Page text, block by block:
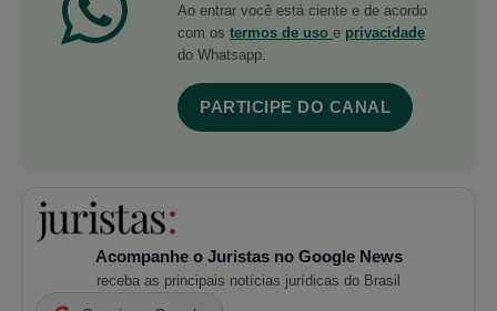
Ao entrar você está ciente e de acordo
com os termos de uso e privacidade
do Whatsapp.
PARTICIPE DO CANAL
Acompanhe o Juristas no Google News
receba as principais notícias jurídicas do Brasil